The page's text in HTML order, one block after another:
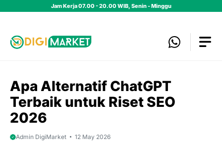
Jam Kerja 07.00 - 20.00 WIB, Senin - Minggu
Apa Alternatif ChatGPT
Terbaik untuk Riset SEO
2026
Admin DigiMarket 12 May 2026